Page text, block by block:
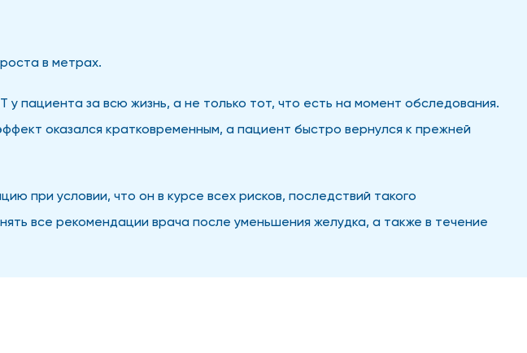
в метрах.
пациента за всю жизнь, а не только тот, что есть на момент обследования.
оказался кратковременным, а пациент быстро вернулся к прежней
при условии, что он в курсе всех рисков, последствий такого
все рекомендации врача после уменьшения желудка, а также в течение